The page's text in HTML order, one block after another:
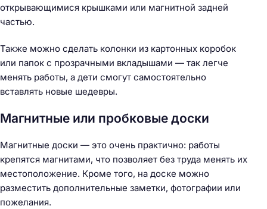
открывающимися крышками или магнитной задней
частью.
Также можно сделать колонки из картонных коробок
или папок с прозрачными вкладышами — так легче
менять работы, а дети смогут самостоятельно
вставлять новые шедевры.
Магнитные или пробковые доски
Магнитные доски — это очень практично: работы
крепятся магнитами, что позволяет без труда менять их
местоположение. Кроме того, на доске можно
разместить дополнительные заметки, фотографии или
пожелания.